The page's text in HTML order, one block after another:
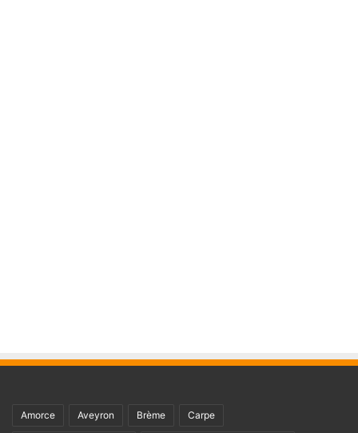
Amorce Aveyron Brème Carpe